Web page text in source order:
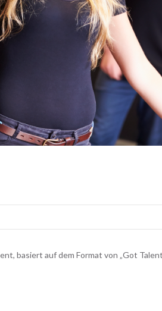
basiert auf dem Format von „Got